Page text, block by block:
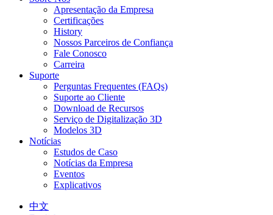
Apresentação da Empresa
Certificações
History
Nossos Parceiros de Confiança
Fale Conosco
Carreira
Suporte
Perguntas Frequentes (FAQs)
Suporte ao Cliente
Download de Recursos
Serviço de Digitalização 3D
Modelos 3D
Notícias
Estudos de Caso
Notícias da Empresa
Eventos
Explicativos
中文